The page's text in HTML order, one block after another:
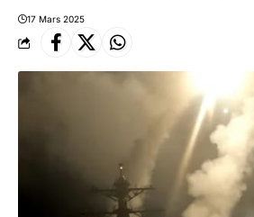
17 Mars 2025